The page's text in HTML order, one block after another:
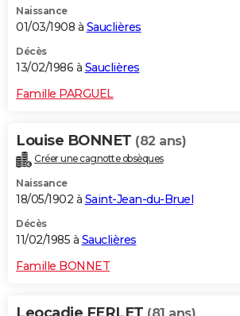
Naissance
01/03/1908 à Sauclières
Décès
13/02/1986 à Sauclières
Famille PARGUEL
Louise BONNET (82 ans)
Créer une cagnotte obsèques
Naissance
18/05/1902 à Saint-Jean-du-Bruel
Décès
11/02/1985 à Sauclières
Famille BONNET